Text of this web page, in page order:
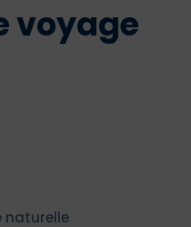
voyage
naturelle